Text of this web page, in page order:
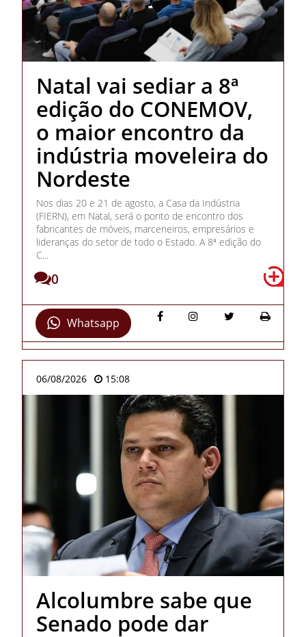
Natal vai sediar a 8ª
edição do CONEMOV,
o maior encontro da
indústria moveleira do
Nordeste
Nos dias 20 e 21 de agosto, a Casa da Indústria
(FIERN), em Natal, será o ponto de encontro dos
fabricantes de móveis, marceneiros, empresários e
lideranças do setor de todo o Estado. A 8ª edição do
C...
0
Whatsapp
06/08/2026 15:08
Alcolumbre sabe que
Senado pode dar